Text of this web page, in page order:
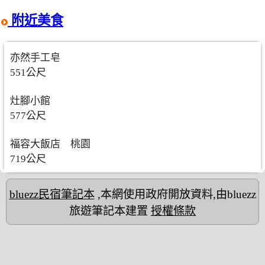
附近美食
亦然手工皂
551公尺
灶腳小館
577公尺
福容大飯店 桃園
719公尺
bluezz民宿筆記本,本網使用政府開放資料,由bluezz
旅遊筆記本建置 授權條款